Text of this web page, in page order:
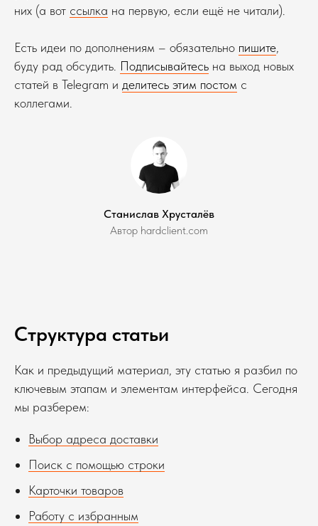
них (а вот ссылка на первую, если ещё не читали).
Есть идеи по дополнениям – обязательно пишите
буду рад обсудить. Подписывайтесь на выход новых
статей в Telegram и делитесь этим постом с
коллегами.
Станислав Хрусталёв
Автор hardclient.com
Структура статьи
Как и предыдущий материал, эту статью я разбил по
ключевым этапам и элементам интерфейса. Сегодня
мы разберем:
Выбор адреса доставки
Поиск с помощью строки
Карточки товаров
Работу с избранным